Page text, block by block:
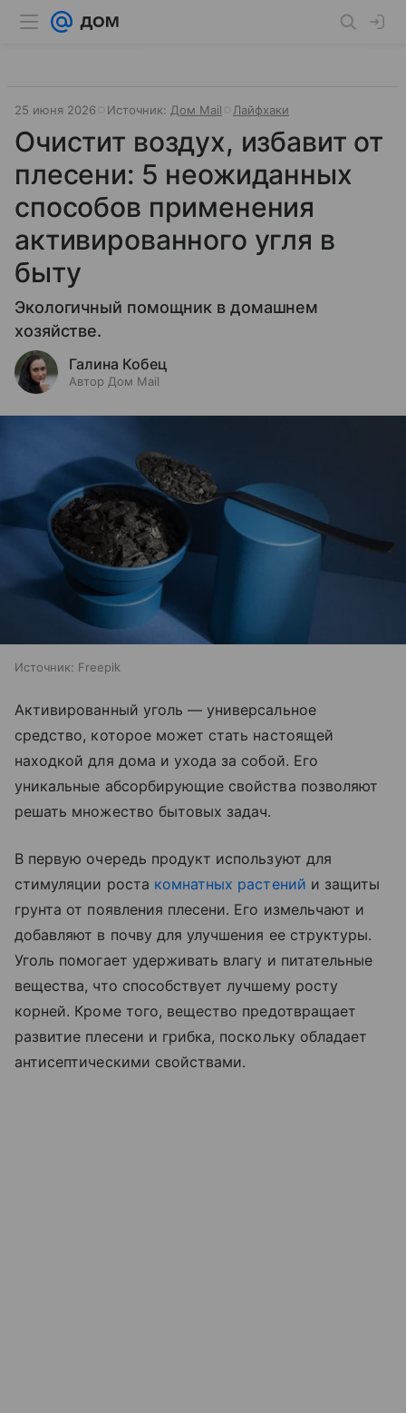
25 июня 2026 Источник: Дом Mail Лайфхаки
Очистит воздух, избавит от
плесени: 5 неожиданных
способов применения
активированного угля в
быту
Экологичный помощник в домашнем
хозяйстве.
Галина Кобец
Автор Дом Mail
Источник: Freepik
Активированный уголь — универсальное
средство, которое может стать настоящей
находкой для дома и ухода за собой. Его
уникальные абсорбирующие свойства позволяют
решать множество бытовых задач.
В первую очередь продукт используют для
стимуляции роста комнатных растений и защиты
грунта от появления плесени. Его измельчают и
добавляют в почву для улучшения ее структуры.
Уголь помогает удерживать влагу и питательные
вещества, что способствует лучшему росту
корней. Кроме того, вещество предотвращает
развитие плесени и грибка, поскольку обладает
антисептическими свойствами.